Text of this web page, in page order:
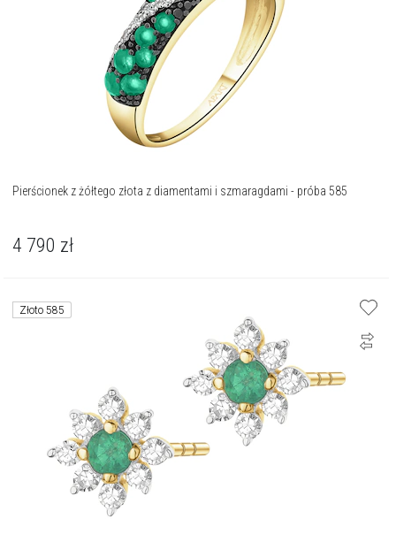
Pierścionek z żółtego złota z diamentami i szmaragdami - próba 585
4 790 zł
Złoto 585